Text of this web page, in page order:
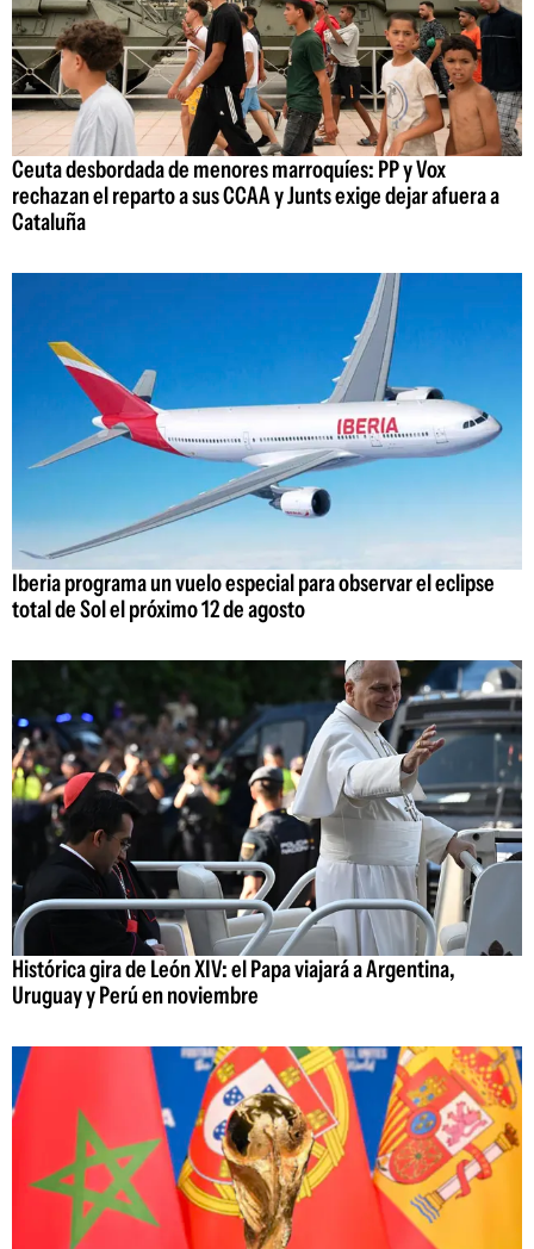
Ceuta desbordada de menores marroquíes: PP y Vox
rechazan el reparto a sus CCAA y Junts exige dejar afuera a
Cataluña
Iberia programa un vuelo especial para observar el eclipse
total de Sol el próximo 12 de agosto
Histórica gira de León XIV: el Papa viajará a Argentina,
Uruguay y Perú en noviembre